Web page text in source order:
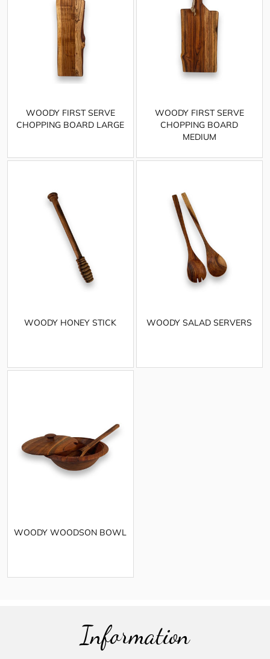
WOODY FIRST SERVE
CHOPPING BOARD LARGE
WOODY FIRST SERVE
CHOPPING BOARD
MEDIUM
WOODY HONEY STICK WOODY SALAD SERVERS
WOODY WOODSON BOWL
Information